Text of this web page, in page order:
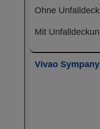
Ohne
Mit
Vivao Sympany